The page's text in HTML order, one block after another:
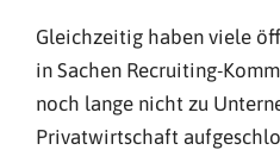
Gleichzeitig haben viele
in Sachen Recruiting-
noch lange nicht zu
Privatwirtschaft